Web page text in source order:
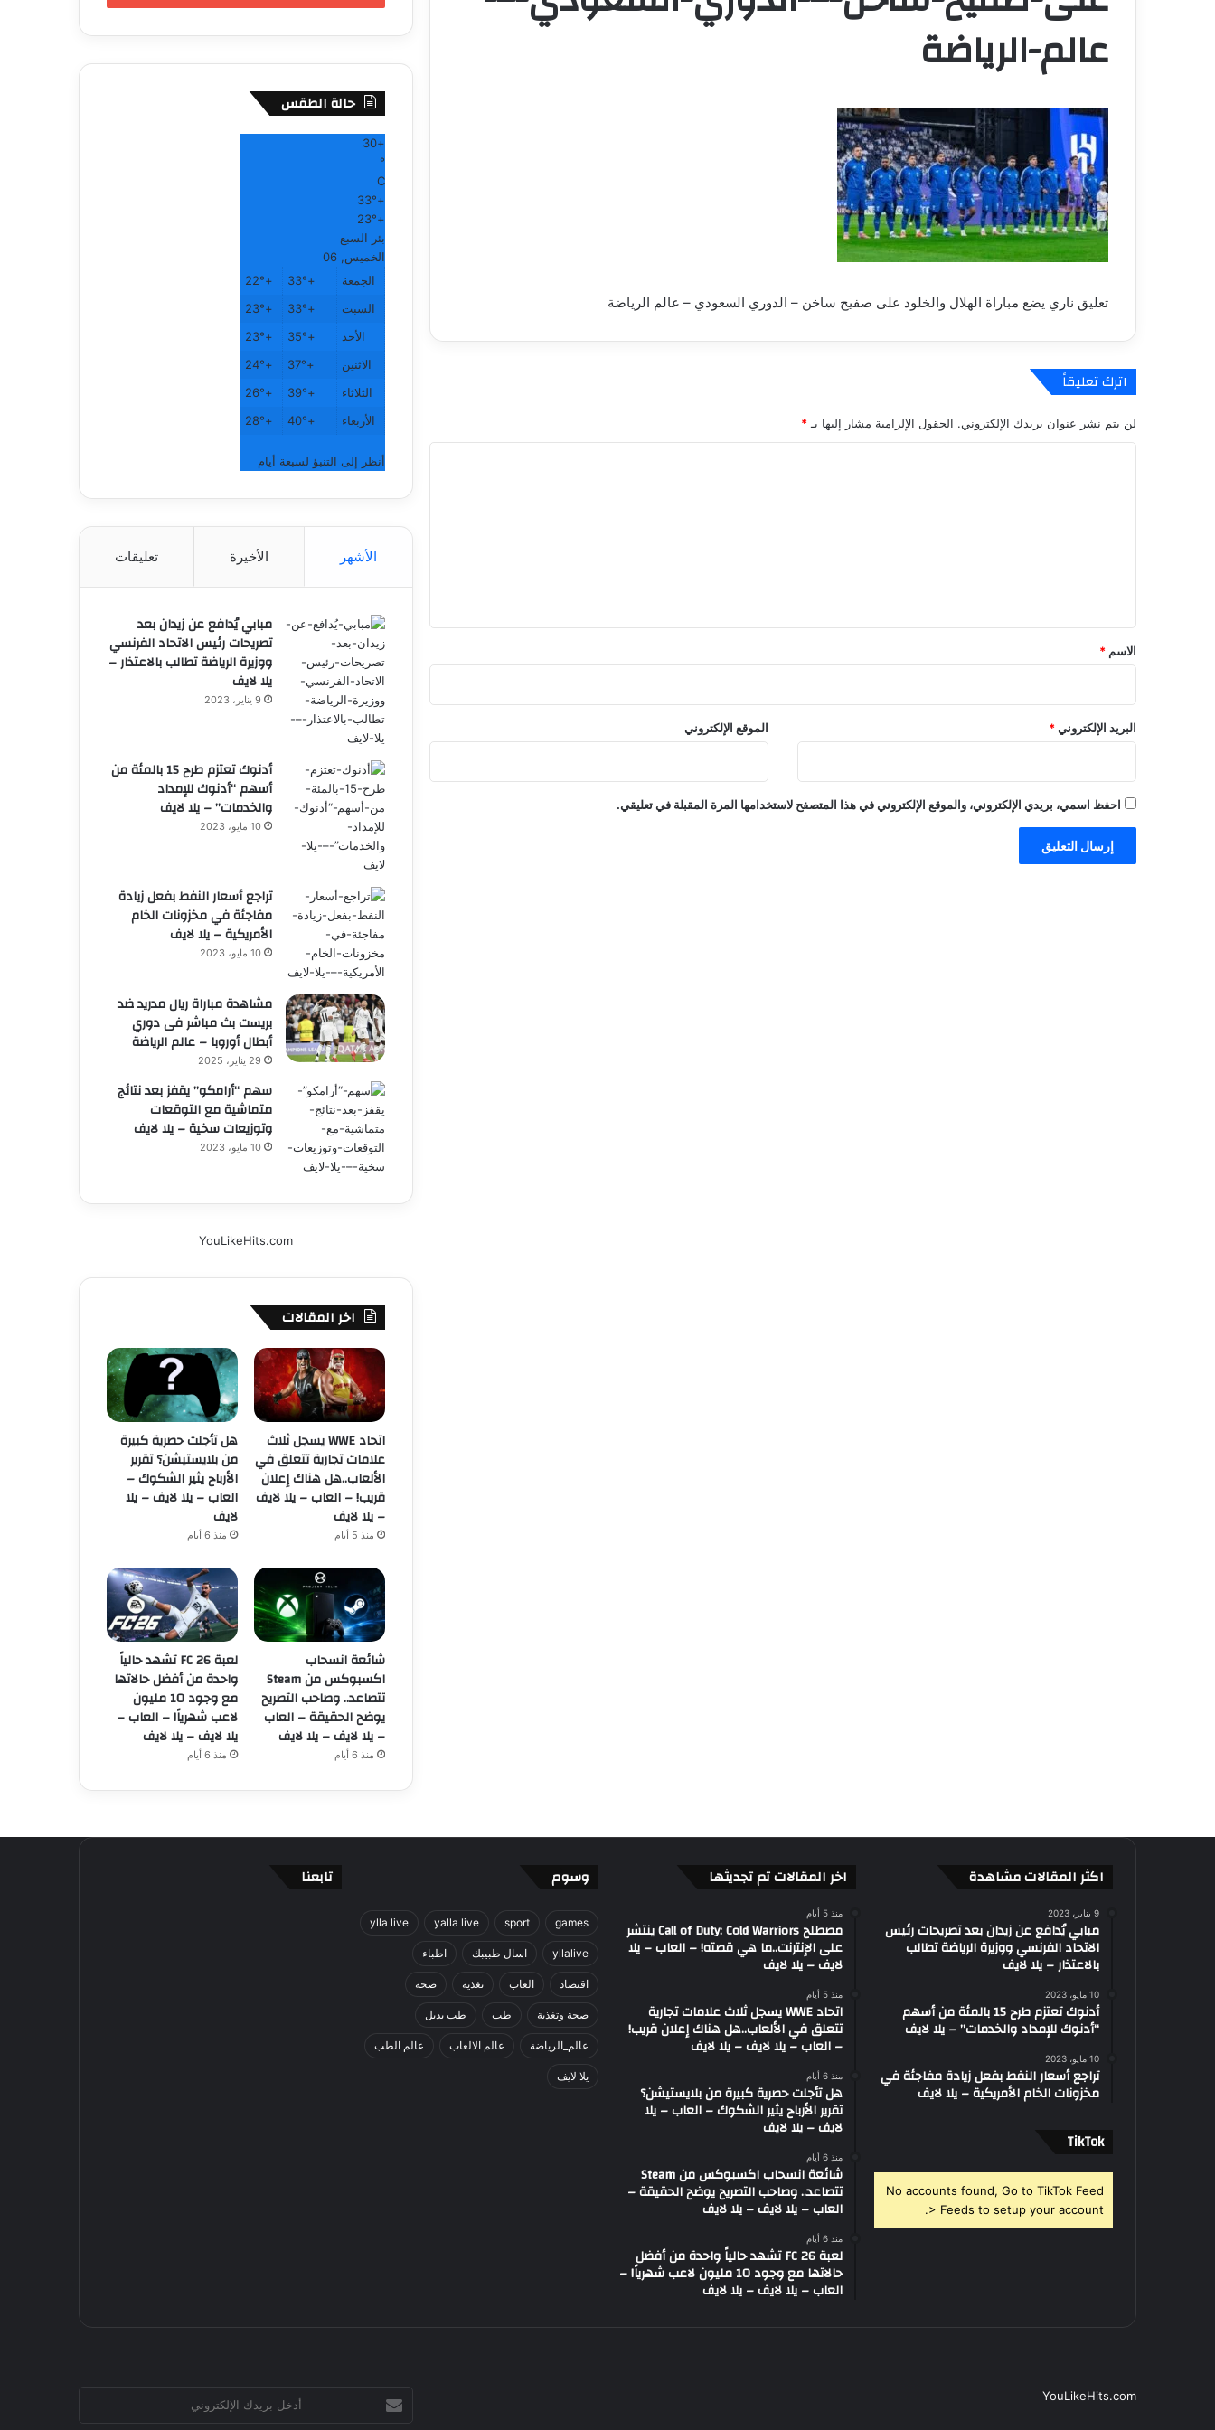
عالم-الرياضة
تعليق ناري يضع مباراة الهلال والخلود على صفيح ساخن – الدوري السعودي – عالم الرياضة
اترك تعليقاً
لن يتم نشر عنوان بريدك الإلكتروني. الحقول الإلزامية مشار إليها بـ *
*
الاسم *
البريد الإلكتروني* الموقع الإلكتروني
احفظ اسمي، بريدي الإلكتروني، والموقع الإلكتروني في هذا المتصفح لاستخدامها المرة المقبلة في تعليقي.
حالة الطقس
+
30
°
C
+
33°
+
23°
بئر السبع
الخميس, 06
الجمعة
+
33°
+
22°
السبت
+
33°
+
23°
الأحد
+
35°
+
23°
الاثنين
+
37°
+
24°
الثلاثاء
+
39°
+
26°
الأربعاء
+
40°
+
28°
أنظر إلى التنبؤ لسبعة أيام
الأشهر الأخيرة تعليقات
مبابي يُدافع عن زيدان بعد
تصريحات رئيس الاتحاد الفرنسي
ووزيرة الرياضة تطالب بالاعتذار –
يلا لايف
9 يناير، 2023
أدنوك تعتزم طرح 15 بالمئة من
أسهم “أدنوك للإمداد
والخدمات” – يلا لايف
10 مايو، 2023
تراجع أسعار النفط بفعل زيادة
مفاجئة في مخزونات الخام
الأمريكية – يلا لايف
10 مايو، 2023
مشاهدة مباراة ريال مدريد ضد
بريست بث مباشر فى دوري
أبطال أوروبا – عالم الرياضة
29 يناير، 2025
سهم “أرامكو” يقفز بعد نتائج
متماشية مع التوقعات
وتوزيعات سخية – يلا لايف
10 مايو، 2023
YouLikeHits.com
اخر المقالات
اتحاد WWE يسجل ثلاث
علامات تجارية تتعلق في
الألعاب..هل هناك إعلان
قريب! – العاب – يلا لايف
– يلا لايف
منذ 5 أيام
هل تأجلت حصرية كبيرة
من بلايستيشن؟ تقرير
الأرباح يثير الشكوك –
العاب – يلا لايف – يلا
لايف
منذ 6 أيام
شائعة انسحاب
اكسبوكس من Steam
تتصاعد.. وصاحب التصريح
يوضح الحقيقة – العاب
– يلا لايف – يلا لايف
منذ 6 أيام
لعبة FC 26 تشهد حالياً
واحدة من أفضل حالاتها
مع وجود 10 مليون
لاعب شهرياً! – العاب –
يلا لايف – يلا لايف
منذ 6 أيام
اكثر المقالات مشاهدة
9 يناير، 2023
مبابي يُدافع عن زيدان بعد تصريحات رئيس
الاتحاد الفرنسي ووزيرة الرياضة تطالب
بالاعتذار – يلا لايف
10 مايو، 2023
أدنوك تعتزم طرح 15 بالمئة من أسهم
“أدنوك للإمداد والخدمات” – يلا لايف
10 مايو، 2023
تراجع أسعار النفط بفعل زيادة مفاجئة في
مخزونات الخام الأمريكية – يلا لايف
‫TikTok
No accounts found, Go to TikTok Feed
> Feeds to setup your account.
اخر المقالات تم تجديثها
منذ 5 أيام
مصطلح Call of Duty: Cold Warriors ينتشر
على الإنترنت..ما هي قصته! – العاب – يلا
لايف – يلا لايف
منذ 5 أيام
اتحاد WWE يسجل ثلاث علامات تجارية
تتعلق في الألعاب..هل هناك إعلان قريب!
– العاب – يلا لايف – يلا لايف
منذ 6 أيام
هل تأجلت حصرية كبيرة من بلايستيشن؟
تقرير الأرباح يثير الشكوك – العاب – يلا
لايف – يلا لايف
منذ 6 أيام
شائعة انسحاب اكسبوكس من Steam
تتصاعد.. وصاحب التصريح يوضح الحقيقة –
العاب – يلا لايف – يلا لايف
منذ 6 أيام
لعبة FC 26 تشهد حالياً واحدة من أفضل
حالاتها مع وجود 10 مليون لاعب شهرياً! –
العاب – يلا لايف – يلا لايف
وسوم
games
sport
yalla live
ylla live
yllalive اسال طبيبك اطباء
اقتصاد العاب تغذية صحة
صحة وتغذية طب طب بديل
عالم_الرياضة عالم الالعاب عالم الطب
يلا لايف
تابعنا
YouLikeHits.com
بريدك